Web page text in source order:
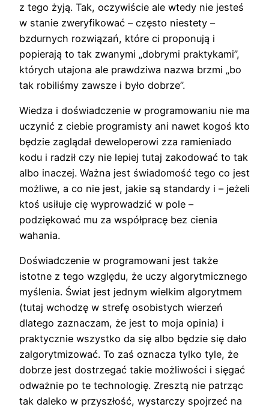
z tego żyją. Tak, oczywiście ale wtedy nie jesteś
w stanie zweryfikować – często niestety –
bzdurnych rozwiązań, które ci proponują i
popierają to tak zwanymi „dobrymi praktykami”,
których utajona ale prawdziwa nazwa brzmi „bo
tak robiliśmy zawsze i było dobrze”.
Wiedza i doświadczenie w programowaniu nie ma
uczynić z ciebie programisty ani nawet kogoś kto
będzie zaglądał deweloperowi zza ramieniado
kodu i radził czy nie lepiej tutaj zakodować to tak
albo inaczej. Ważna jest świadomość tego co jest
możliwe, a co nie jest, jakie są standardy i – jeżeli
ktoś usiłuje cię wyprowadzić w pole –
podziękować mu za współpracę bez cienia
wahania.
Doświadczenie w programowani jest także
istotne z tego względu, że uczy algorytmicznego
myślenia. Świat jest jednym wielkim algorytmem
(tutaj wchodzę w strefę osobistych wierzeń
dlatego zaznaczam, że jest to moja opinia) i
praktycznie wszystko da się albo będzie się dało
zalgorytmizować. To zaś oznacza tylko tyle, że
dobrze jest dostrzegać takie możliwości i sięgać
odważnie po te technologię. Zresztą nie patrząc
tak daleko w przyszłość, wystarczy spojrzeć na